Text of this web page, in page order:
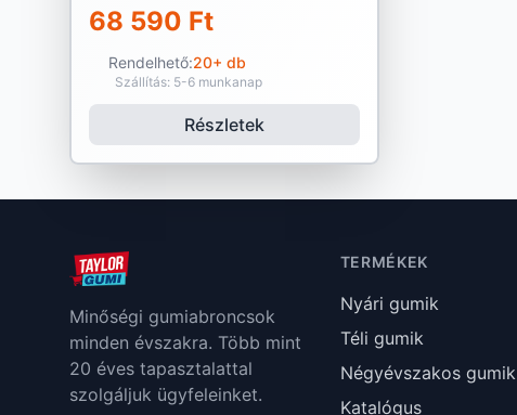
68 590 Ft
Rendelhető:20+ db
Szállítás: 5-6 munkanap
Részletek
Minőségi gumiabroncsok
minden évszakra. Több mint
20 éves tapasztalattal
szolgáljuk ügyfeleinket.
TERMÉKEK
Nyári gumik
Téli gumik
Négyévszakos gumik
Katalógus